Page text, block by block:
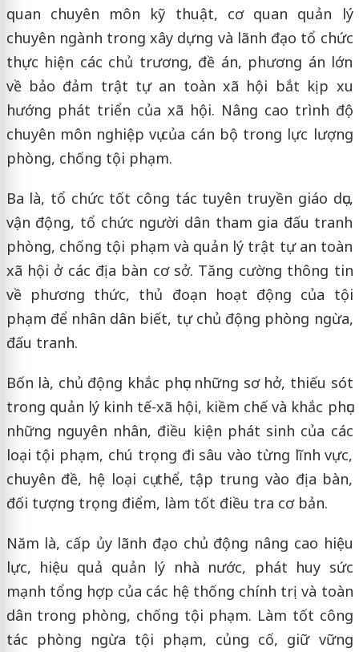
quan chuyên môn kỹ thuật, cơ quan quản lý
chuyên ngành trong xây dựng và lãnh đạo tổ chức
thực hiện các chủ trương, đề án, phương án lớn
về bảo đảm trật tự an toàn xã hội bắt kịp xu
hướng phát triển của xã hội. Nâng cao trình độ
chuyên môn nghiệp vụ của cán bộ trong lực lượng
phòng, chống tội phạm.
Ba là, tổ chức tốt công tác tuyên truyền giáo dục,
vận động, tổ chức người dân tham gia đấu tranh
phòng, chống tội phạm và quản lý trật tự an toàn
xã hội ở các địa bàn cơ sở. Tăng cường thông tin
về phương thức, thủ đoạn hoạt động của tội
phạm để nhân dân biết, tự chủ động phòng ngừa,
đấu tranh.
Bốn là, chủ động khắc phục những sơ hở, thiếu sót
trong quản lý kinh tế-xã hội, kiềm chế và khắc phục
những nguyên nhân, điều kiện phát sinh của các
loại tội phạm, chú trọng đi sâu vào từng lĩnh vực,
chuyên đề, hệ loại cụ thể, tập trung vào địa bàn,
đối tượng trọng điểm, làm tốt điều tra cơ bản.
Năm là, cấp ủy lãnh đạo chủ động nâng cao hiệu
lực, hiệu quả quản lý nhà nước, phát huy sức
mạnh tổng hợp của các hệ thống chính trị và toàn
dân trong phòng, chống tội phạm. Làm tốt công
tác phòng ngừa tội phạm, củng cố, giữ vững